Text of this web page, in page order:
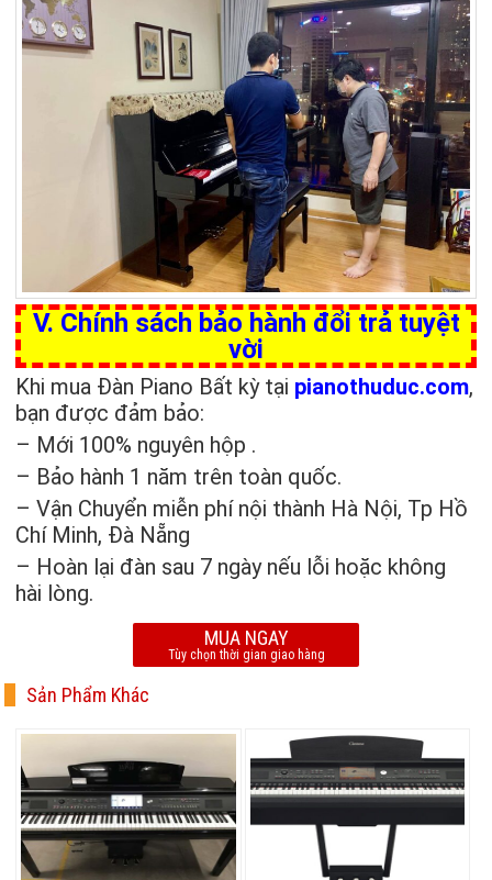
V. Chính sách bảo hành đổi trả tuyệt
vời
Khi mua Đàn Piano Bất kỳ tại pianothuduc.com,
bạn được đảm bảo:
– Mới 100% nguyên hộp .
– Bảo hành 1 năm trên toàn quốc.
– Vận Chuyển miễn phí nội thành Hà Nội, Tp Hồ
Chí Minh, Đà Nẵng
– Hoàn lại đàn sau 7 ngày nếu lỗi hoặc không
hài lòng.
MUA NGAY
Tùy chọn thời gian giao hàng
Sản Phẩm Khác